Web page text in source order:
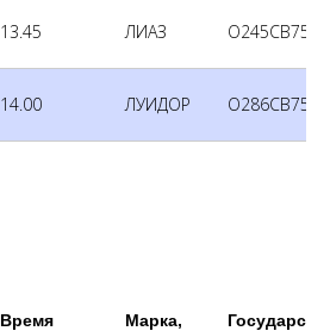
13.45 ЛИАЗ О245СВ750
14.00 ЛУИДОР О286СВ750
Время
Марка,